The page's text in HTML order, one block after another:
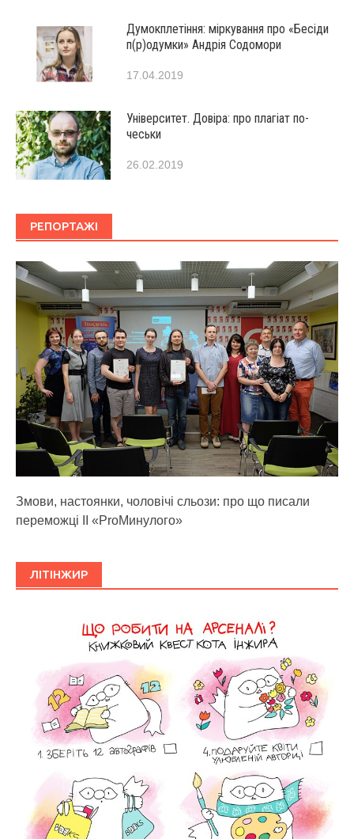
Думокплетіння: міркування про «Бесіди
п(р)одумки» Андрія Содомори
17.04.2019
Університет. Довіра: про плагіат по-
чеськи
26.02.2019
РЕПОРТАЖІ
Змови, настоянки, чоловічі сльози: про що писали
переможці ІІ «ProМинулого»
ЛІТІНЖИР